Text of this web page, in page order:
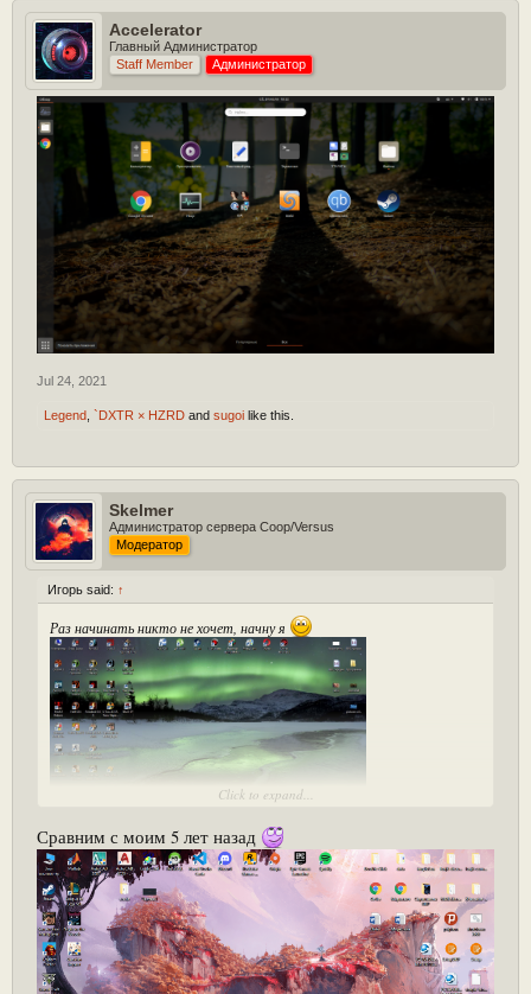
Accelerator
Главный Администратор
Staff Member
Администратор
Jul 24, 2021
Legend `DXTR × HZRD and sugoi like this.
Skelmer
Администратор сервера Coop/Versus
Модератор
Игорь said: ↑
Раз начинать никто не хочет, начну я
Click to expand...
Сравним с моим 5 лет назад